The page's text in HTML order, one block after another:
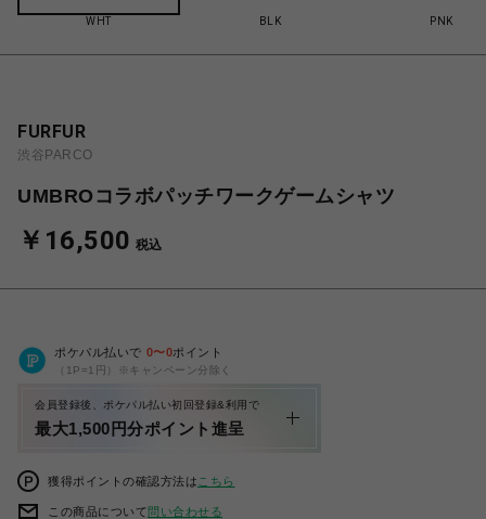
WHT BLK PNK
FURFUR
渋谷PARCO
UMBROコラボパッチワークゲームシャツ
￥16,500 税込
ポケパル払いで 0〜0ポイント
（1P=1円）※キャンペーン分除く
会員登録後、ポケパル払い初回登録&利用で
最大1,500円分ポイント進呈
獲得ポイントの確認方法は こちら
この商品について問い合わせる